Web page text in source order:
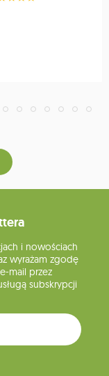
i nowościach
wyrażam zgodę
mail przez
subskrypcji